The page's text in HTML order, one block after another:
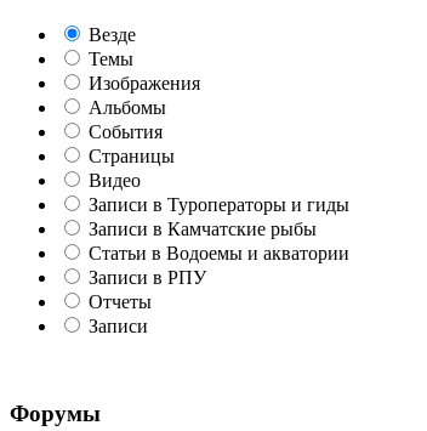
Везде
Темы
Изображения
Альбомы
События
Страницы
Видео
Записи в Туроператоры и гиды
Записи в Камчатские рыбы
Статьи в Водоемы и акватории
Записи в РПУ
Отчеты
Записи
Форумы